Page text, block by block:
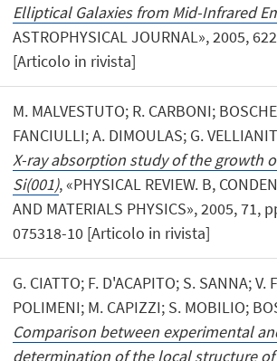
Elliptical Galaxies from Mid-Infrared
ASTROPHYSICAL JOURNAL», 2005,
[Articolo in rivista]
M. MALVESTUTO; R. CARBONI;
FANCIULLI; A. DIMOULAS; G.
X-ray absorption study of the growth
Si(001), «PHYSICAL REVIEW. B,
AND MATERIALS PHYSICS», 2005, 71,
075318-10 [Articolo in rivista]
G. CIATTO; F. D'ACAPITO; S. SANNA; V.
POLIMENI; M. CAPIZZI; S. MOBILIO;
Comparison between experimental
determination of the local structure of